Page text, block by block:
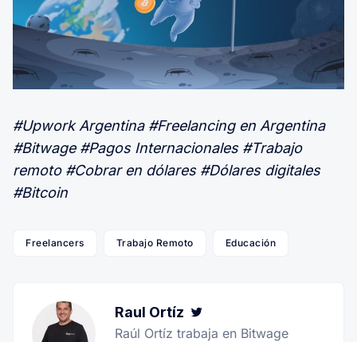
#Upwork Argentina #Freelancing en Argentina
#Bitwage #Pagos Internacionales #Trabajo
remoto #Cobrar en dólares #Dólares digitales
#Bitcoin
Freelancers Trabajo Remoto Educación
Raul Ortíz
Raúl Ortíz trabaja en Bitwage